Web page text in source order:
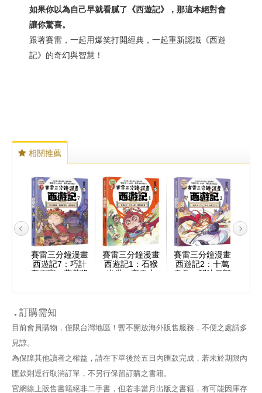
如果你以為自己早就看膩了《西遊記》，那這本絕對會
讓你驚喜。
跟著賽雷，一起用爆笑打開經典，一起重新認識《西遊
記》的奇幻與智慧！
相關推薦
賽雷三分鐘漫畫
西遊記7：巧計
奪兩寶、葫蘆降
賽雷三分鐘漫畫
西遊記1：石猴
出世、齊天大
賽雷三分鐘漫畫
西遊記2：十萬
天兵、鬥法二郎
訂購需知
目前會員購物，僅限台灣地區！暫不開放海外販售服務，不便之處請多
見諒。
為保障其他讀者之權益，請在下單後於五日內匯款完成，若未於期限內
匯款則逕行取消訂單，不另行保留訂購之書籍。
官網線上販售書籍絕非二手書，但若非當月出版之書籍，有可能因庫存